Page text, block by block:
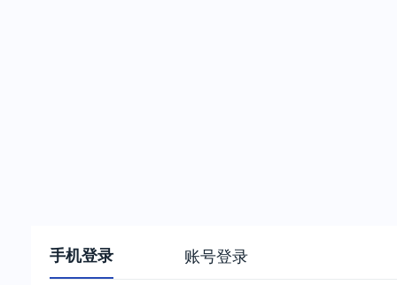
手机登录 账号登录